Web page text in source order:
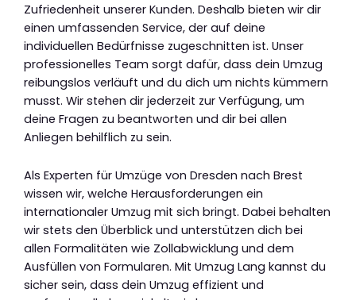
Zufriedenheit unserer Kunden. Deshalb bieten wir dir
einen umfassenden Service, der auf deine
individuellen Bedürfnisse zugeschnitten ist. Unser
professionelles Team sorgt dafür, dass dein Umzug
reibungslos verläuft und du dich um nichts kümmern
musst. Wir stehen dir jederzeit zur Verfügung, um
deine Fragen zu beantworten und dir bei allen
Anliegen behilflich zu sein.
Als Experten für Umzüge von Dresden nach Brest
wissen wir, welche Herausforderungen ein
internationaler Umzug mit sich bringt. Dabei behalten
wir stets den Überblick und unterstützen dich bei
allen Formalitäten wie Zollabwicklung und dem
Ausfüllen von Formularen. Mit Umzug Lang kannst du
sicher sein, dass dein Umzug effizient und